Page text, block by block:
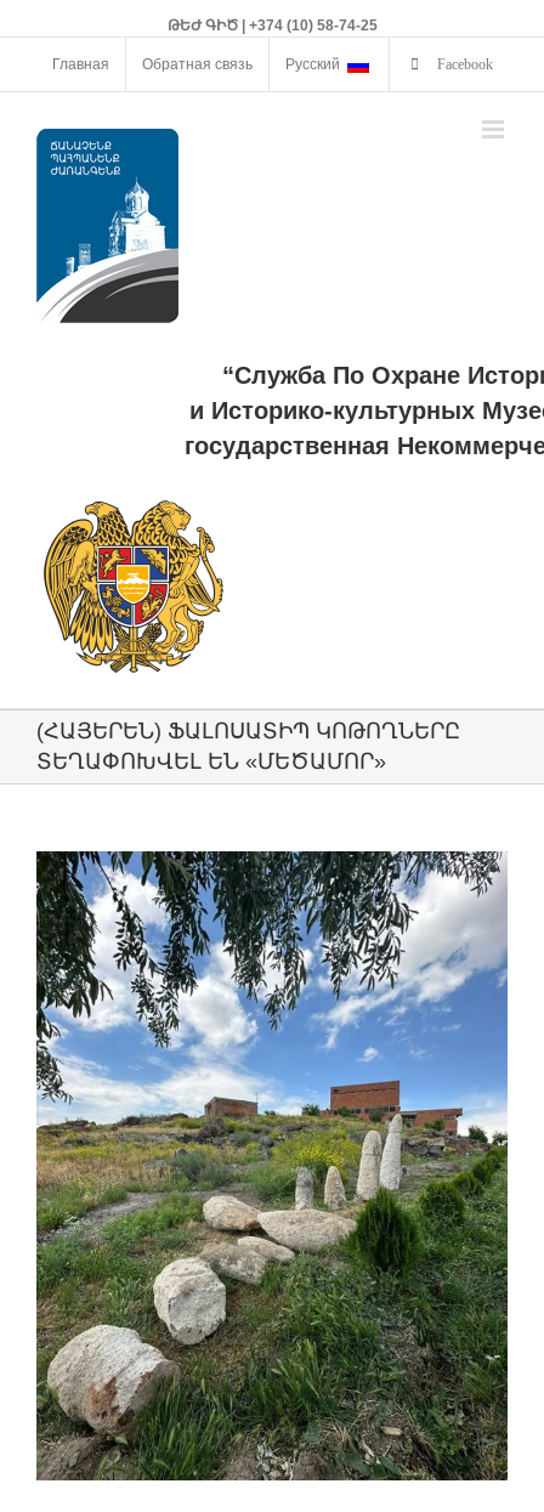
ԹԵԺ ԳԻԾ | +374 (10) 58-74-25
Главная Обратная связь Русский Facebook
“Служба По Охране
и Историко-культурных
государственная
(ՀԱՅԵՐԵՆ) ՖԱԼՈՍԱՏԻՊ ԿՈԹՈՂՆԵՐԸ
ՏԵՂԱՓՈԽՎԵԼ ԵՆ «ՄԵԾԱՄՈՐ»
View
Larger
Image